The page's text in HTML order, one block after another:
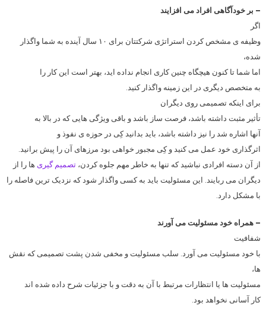
– بر خودآگاهی افراد می افزایند
اگر
وظیفه ی مشخص کردن استراتژی شرکتتان برای ۱۰ سال آینده به شما واگذار
شده،
اما شما تا کنون هیچگاه چنین کاری انجام نداده اید، بهتر است این کار را
به متخصص دیگری در این زمینه واگذار کنید.
برای اینکه تصمیمی روی دیگران
تأثیر مثبت داشته باشد، فرصت ساز باشد و باقی ویژگی هایی که در بالا به
آنها اشاره شد را نیز داشته باشد، باید بدانید کِی در حوزه ی نفوذ و
اثرگذاری خود عمل می کنید و کِی مجبور خواهی بود مرزهای آن را پیش برانید.
از آن دسته افرادی نباشید که تنها به خاطر مهم جلوه کردن، تصمیم گیریها را از
دیگران می ربایند. این مسئولیت باید به کسی واگذار شود که نزدیک ترین فاصله را
با مشکل دارد.
– همراه خود مسئولیت می آورند
شفافیت
با خود مسئولیت می آورد. سلب مسئولیت و مخفی شدن پشت تصمیمی که نقش
ها،
مسئولیت ها یا انتظارات مرتبط با آن به دقت و با جزئیات شرح داده شده اند
کار آسانی نخواهد بود.